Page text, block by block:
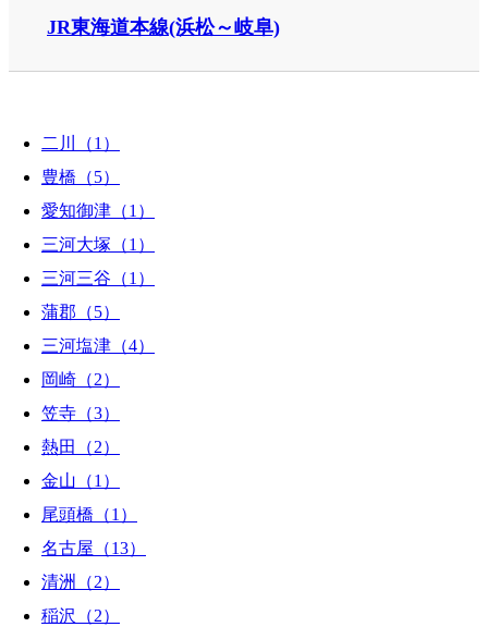
JR東海道本線(浜松～岐阜)
二川（1）
豊橋（5）
愛知御津（1）
三河大塚（1）
三河三谷（1）
蒲郡（5）
三河塩津（4）
岡崎（2）
笠寺（3）
熱田（2）
金山（1）
尾頭橋（1）
名古屋（13）
清洲（2）
稲沢（2）